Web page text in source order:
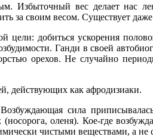
Избыточный вес делает нас
за своим весом. Существует
цели: добиться ускорения
Ганди в своей
орехов. Не случайно
действующих как афродизиаки.
сила
оленя). Кое-где
чистыми веществами, а